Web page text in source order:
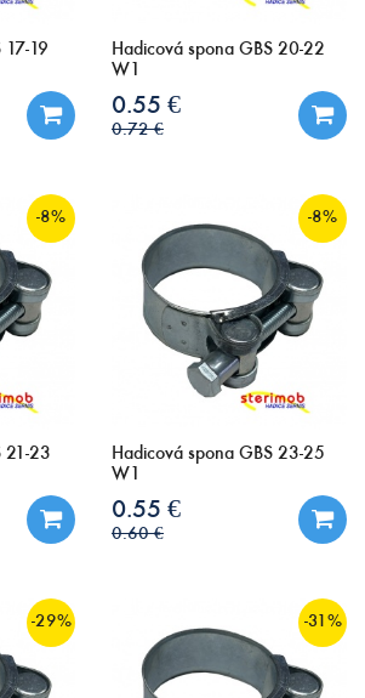
17-19
Hadicová spona GBS 20-22
W1
0.55 €
0.72 €
-8%
21-23
-8%
Hadicová spona GBS 23-25
W1
0.55 €
0.60 €
-29% -31%